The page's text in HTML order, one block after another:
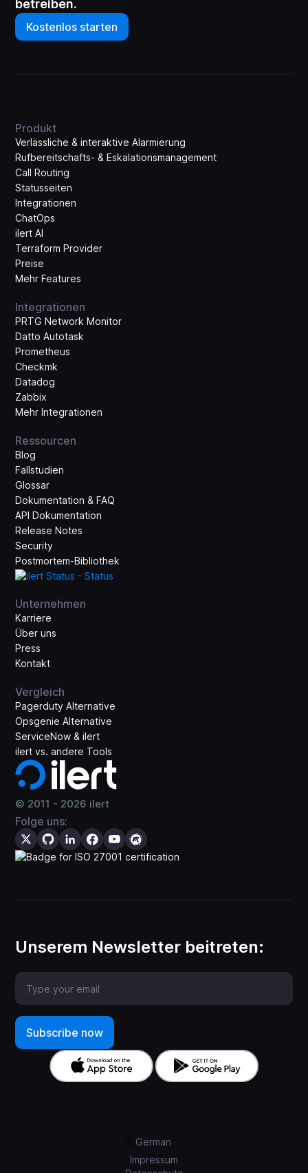
betreiben.
Kostenlos starten
© 2011 - 2026 ilert
Folge uns:
Produkt
Verlässliche & interaktive Alarmierung
Rufbereitschafts- & Eskalations­management
Call Routing
Statusseiten
Integrationen
ChatOps
ilert AI
Terraform Provider
Preise
Mehr Features
Integrationen
PRTG Network Monitor
Datto Autotask
Prometheus
Checkmk
Datadog
Zabbix
Mehr Integrationen
Ressourcen
Blog
Fallstudien
Glossar
Dokumentation & FAQ
API Dokumentation
Release Notes
Security
Postmortem-Bibliothek
Unternehmen
Karriere
Über uns
Press
Kontakt
Vergleich
Pagerduty Alternative
Opsgenie Alternative
ServiceNow & ilert
ilert vs. andere Tools
Unserem Newsletter beitreten:
German
Impressum